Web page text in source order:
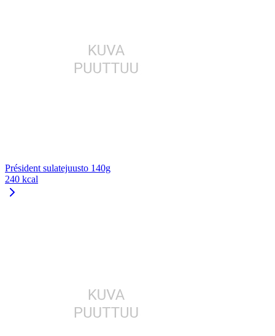
Président sulatejuusto 140g
240 kcal